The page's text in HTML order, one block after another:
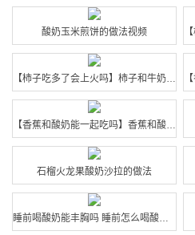
酸奶玉米煎饼的做法视频
【柿子吃多了会上火吗】柿子和牛奶能一起吃_柿子和酸奶能一起吃吗
【香蕉和酸奶能一起吃吗】香蕉和酸奶的营养价值_香蕉和酸奶一起吃的
石榴火龙果酸奶沙拉的做法
睡前喝酸奶能丰胸吗 睡前怎么喝酸奶丰胸